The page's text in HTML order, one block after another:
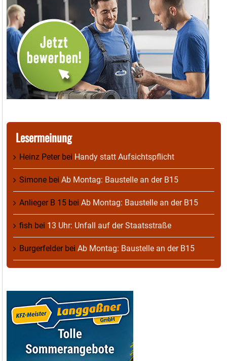
Lesermeinung
Heinz Peterbei Handy statt Aufsichtspflicht
Simone bei Ab Montag: Baustelle an der B15
Anlieger B 15 bei Ab Montag: Baustelle an der B15
fish bei 13 Uhr: Unfall auf der Staatsstraße
Burgerfelderbei Ab Montag: Baustelle an der B15